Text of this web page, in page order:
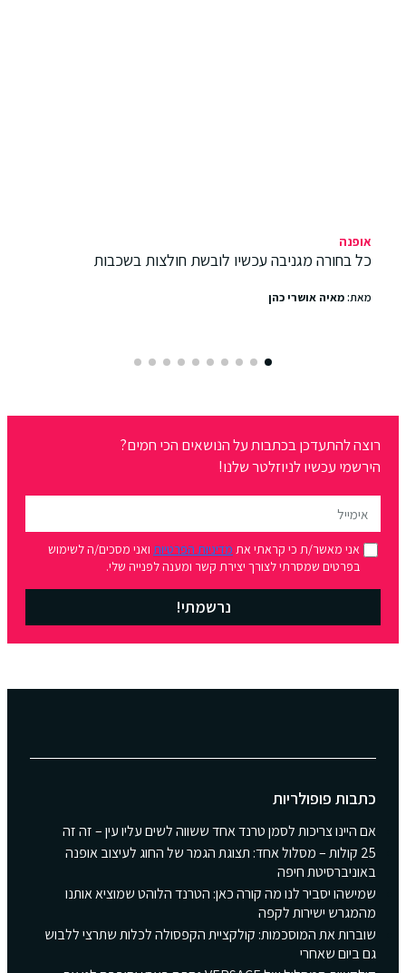
אופנה
כל בחורה מגניבה עכשיו לובשת חולצות בשכבות
מאת:מאיה אושרי כהן
רוצה להתעדכן בכתבות על הנושאים הכי חמים?
הירשמי עכשיו לניוזלטר שלנו!
אני מאשר/ת כי קראתי את מדיניות הפרטיותואני מסכים/ה לשימוש
בפרטים שמסרתי לצורך יצירת קשר ומענה לפנייה שלי.
נרשמתי!
כתבות פופולריות
אם היינו צריכות לסמן טרנד אחד ששווה לשים עליו עין – זה זה
25 קולות – מסלול אחד: תצוגת הגמר של החוג לעיצוב אופנה
באוניברסיטת חיפה
שמישהו יסביר לנו מה קורה כאן: הטרנד הלוהט שמוציא אותנו
מהמגרש ישירות לקפה
שוברות את המוסכמות: קולקציית הקפסולה לכלות שתרצי ללבוש
גם ביום שאחרי